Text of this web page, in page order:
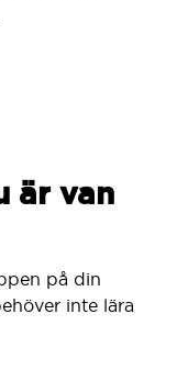
är van
på din
inte lära